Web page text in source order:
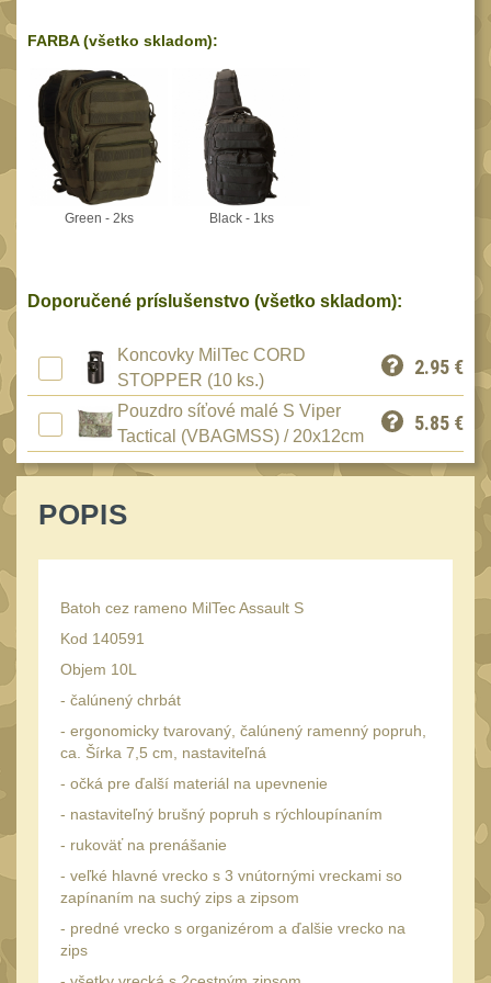
Stav
objednávky
BRAŠNY A TAŠKY(1190)
Brašny 50
Univerzalní tašky 62
Speciální přepravní
tašky
40
Ledvinky
Hydratační vaky 10
Organizéry 167
Odhazováky 39
Speciální pouzdra I 157
Speciální pouzdra II33
Speciální pouzdra III
potřeby3
Pouzdra na
lékárničku48
Pouzdra na
elektroniku
67
Pouzdra a kapsy na
suchý zip
95
Stehenní pouzdra 29
Pouzdra na svítilny
Puzdrá na mapy 24
Cestovné púzdra
FARBA (všetko skladom):
Green - 2ks Black - 1ks
Doporučené príslušenstvo (všetko skladom):
Koncovky MilTec CORD
STOPPER (10 ks.)
2.95 €
Pouzdro síťové malé S Viper
Tactical (VBAGMSS) / 20x12cm
5.85 €
POPIS
Batoh cez rameno MilTec Assault S
Kod 140591
Objem 10L
- čalúnený chrbát
- ergonomicky tvarovaný, čalúnený ramenný popruh,
ca. Šírka 7,5 cm, nastaviteľná
- očká pre ďalší materiál na upevnenie
- nastaviteľný brušný popruh s rýchloupínaním
- rukoväť na prenášanie
- veľké hlavné vrecko s 3 vnútornými vreckami so
zapínaním na suchý zips a zipsom
- predné vrecko s organizérom a ďalšie vrecko na
zips